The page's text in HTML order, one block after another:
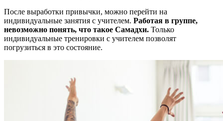
После выработки привычки, можно перейти на
индивидуальные занятия с учителем. Работая в группе,
невозможно понять, что такое Самадхи. Только
индивидуальные тренировки с учителем позволят
погрузиться в это состояние.